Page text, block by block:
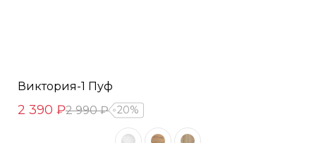
Виктория-1 Пуф
2 390 ₽2 990 ₽ 20%